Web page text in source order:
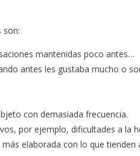
son:
mantenidas poco antes…
antes les gustaba mucho o
con demasiada frecuencia.
por ejemplo, dificultades a la
elaborada con lo que tienden